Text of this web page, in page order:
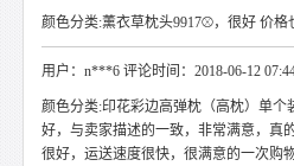
颜色分类:薰衣草枕头9917⚾，很好 价格
用户：n***6 评论时间：2018-06-12
颜色分类:印花彩边高弹枕（高枕）单个
好，与卖家描述的一致，非常满意，真
很好，运送速度很快，很满意的一次